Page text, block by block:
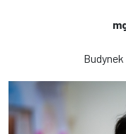
Budynek